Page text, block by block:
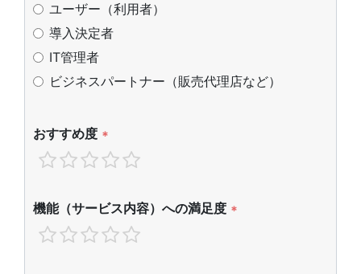
ユーザー（利用者）
導入決定者
IT管理者
ビジネスパートナー（販売代理店など）
おすすめ度 *
機能（サービス内容）への満足度 *